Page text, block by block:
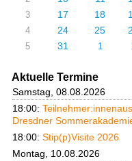
3 17 18
4 24 25
5 31 1
Aktuelle Termine
Samstag, 08.08.2026
18:00:
Dresdner
18:00: Stip(p)Visite 2026
Montag, 10.08.2026